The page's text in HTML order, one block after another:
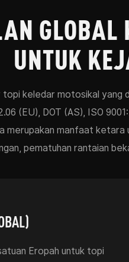
UNTUK
topi keledar motosikal yang
(EU), DOT (AS), ISO
merupakan manfaat ketara
pematuhan rantaian
Eropah untuk topi